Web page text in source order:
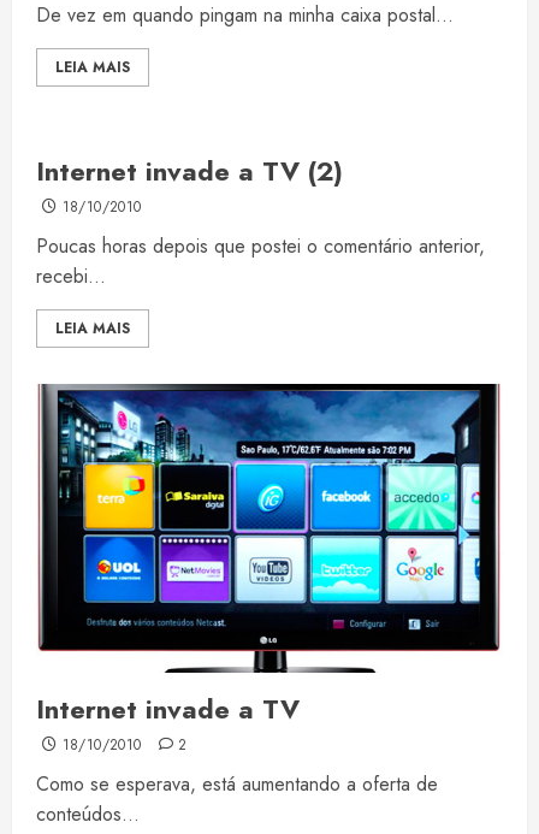
De vez em quando pingam na minha caixa postal...
LEIA MAIS
Internet invade a TV (2)
18/10/2010
Poucas horas depois que postei o comentário anterior,
recebi...
LEIA MAIS
Internet invade a TV
18/10/2010 2
Como se esperava, está aumentando a oferta de
conteúdos...